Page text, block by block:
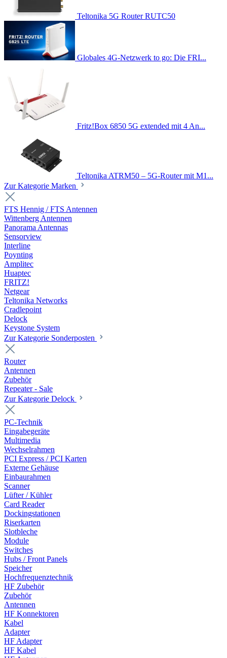
Teltonika 5G Router RUTC50
Globales 4G-Netzwerk to go: Die FRI...
Fritz!Box 6850 5G extended mit 4 An...
Teltonika ATRM50 – 5G-Router mit M1...
Zur Kategorie Marken
FTS Hennig / FTS Antennen
Wittenberg Antennen
Panorama Antennas
Sensorview
Interline
Poynting
Amplitec
Huaptec
FRITZ!
Netgear
Teltonika Networks
Cradlepoint
Delock
Keystone System
Zur Kategorie Sonderposten
Router
Antennen
Zubehör
Repeater - Sale
Zur Kategorie Delock
PC-Technik
Eingabegeräte
Multimedia
Wechselrahmen
PCI Express / PCI Karten
Externe Gehäuse
Einbaurahmen
Scanner
Lüfter / Kühler
Card Reader
Dockingstationen
Riserkarten
Slotbleche
Module
Switches
Hubs / Front Panels
Speicher
Hochfrequenztechnik
HF Zubehör
Zubehör
Antennen
HF Konnektoren
Kabel
Adapter
HF Adapter
HF Kabel